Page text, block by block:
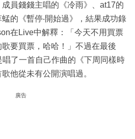
成員錢錢主唱的《冷雨》、at17的
的《暫停‧開始過》，結果成功錄
在Live中解釋：「今天不用買票
要買票，哈哈！」不過在最後
了一首自己作曲的《下周同樣時
他從未有公開演唱過。
廣告